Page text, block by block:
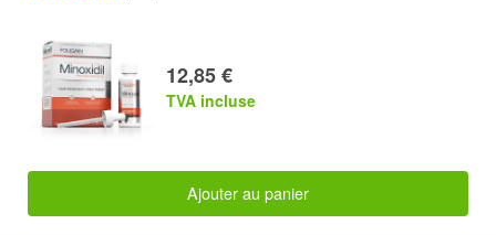
12,85 €
TVA incluse
Ajouter au panier